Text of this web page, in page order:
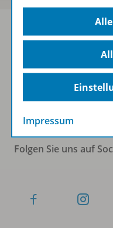
Zum
Folgen Sie uns auf
Impressum